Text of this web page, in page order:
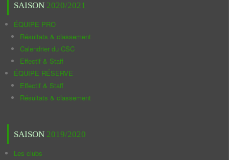
SAISON 2020/2021
ÉQUIPE PRO
Résultats & classement
Calendrier du CSC
Effectif & Staff
ÉQUIPE RÉSERVE
Effectif & Staff
Résultats & classement
SAISON 2019/2020
Les clubs